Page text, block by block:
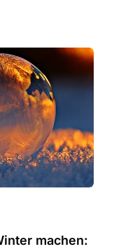
machen: